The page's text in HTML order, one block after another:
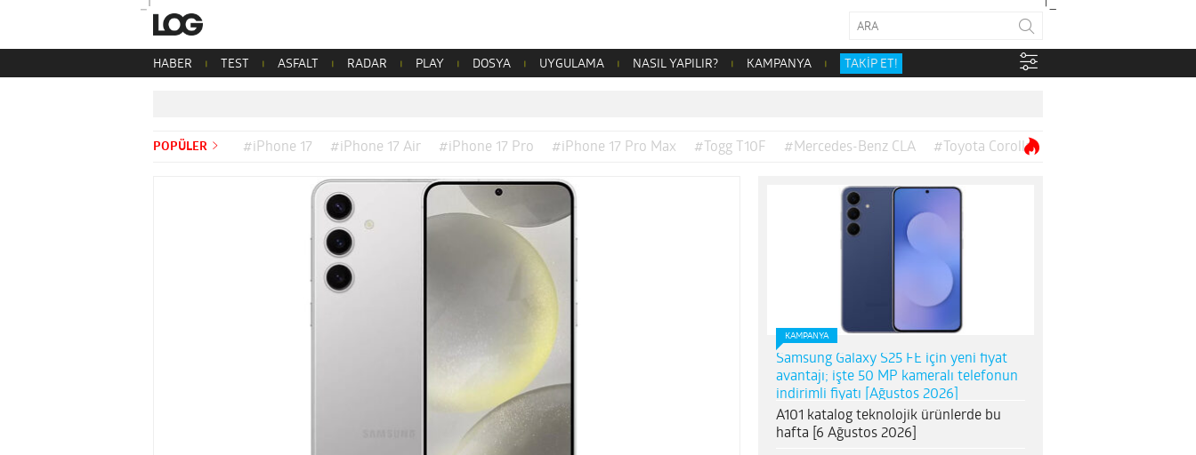
HABER TEST ASFALT RADAR PLAY DOSYA UYGULAMA NASIL YAPILIR? KAMPANYA TAKİP ET!
POPÜLER #iPhone 17 #iPhone 17 Air #iPhone 17 Pro #iPhone 17 Pro Max #Togg T10F #Mercedes-Benz CLA #Toyota Corolla
KAMPANYA
Samsung Galaxy S25 FE için yeni fiyat
avantajı; işte 50 MP kameralı telefonun
indirimli fiyatı [Ağustos 2026]
A101 katalog teknolojik ürünlerde bu
hafta [6 Ağustos 2026]